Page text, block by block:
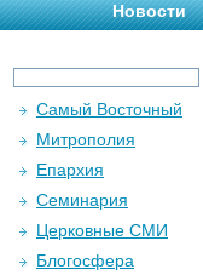
Новости
Самый Восточный
Митрополия
Епархия
Семинария
Церковные СМИ
Блогосфера